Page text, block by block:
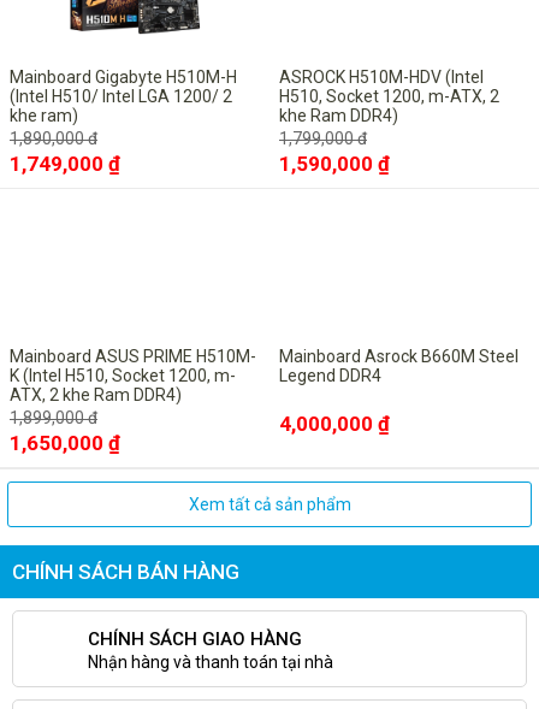
Mainboard Gigabyte H510M-H
(Intel H510/ Intel LGA 1200/ 2
khe ram)
1,890,000 đ
1,749,000 ₫
ASROCK H510M-HDV (Intel
H510, Socket 1200, m-ATX, 2
khe Ram DDR4)
1,799,000 đ
1,590,000 ₫
Mainboard ASUS PRIME H510M-
K (Intel H510, Socket 1200, m-
ATX, 2 khe Ram DDR4)
1,899,000 đ
1,650,000 ₫
Mainboard Asrock B660M Steel
Legend DDR4
4,000,000 ₫
Xem tất cả sản phẩm
CHÍNH SÁCH BÁN HÀNG
CHÍNH SÁCH GIAO HÀNG
Nhận hàng và thanh toán tại nhà